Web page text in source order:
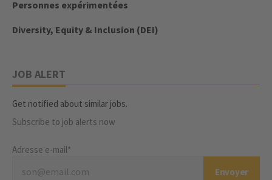
Personnes expérimentées
Diversity, Equity & Inclusion (DEI)
JOB ALERT
Get notified about similar jobs.
Subscribe to job alerts now
Adresse e-mail*